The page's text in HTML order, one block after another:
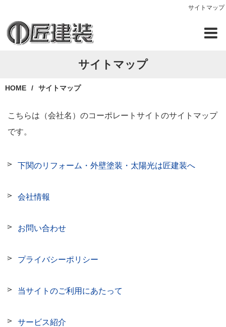
サイトマップ
サイトマップ
HOME サイトマップ
こちらは（会社名）のコーポレートサイトのサイトマップ
です。
下関のリフォーム・外壁塗装・太陽光は匠建装へ
会社情報
お問い合わせ
プライバシーポリシー
当サイトのご利用にあたって
サービス紹介